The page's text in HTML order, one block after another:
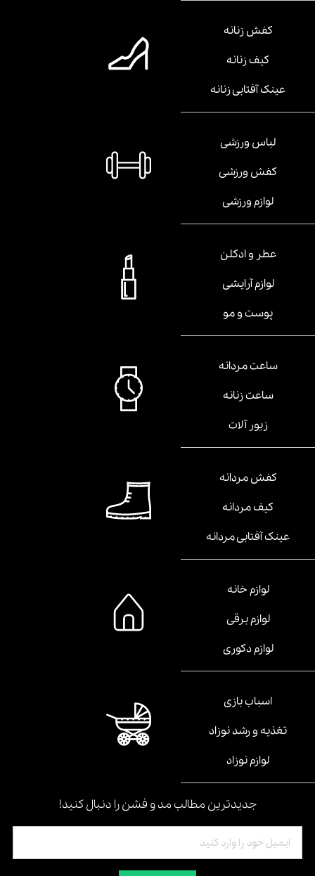
کفش زنانه
کیف زنانه
عینک آفتابی زنانه
لباس ورزشی
کفش ورزشی
لوازم ورزشی
عطر و ادکلن
لوازم آرایشی
پوست و مو
ساعت مردانه
ساعت زنانه
زیور آلات
کفش مردانه
کیف مردانه
عینک آفتابی مردانه
لوازم خانه
لوازم برقی
لوازم دکوری
اسباب بازی
تغذیه و رشد نوزاد
لوازم نوزاد
جدیدترین مطالب مد و فشن را دنبال کنید!